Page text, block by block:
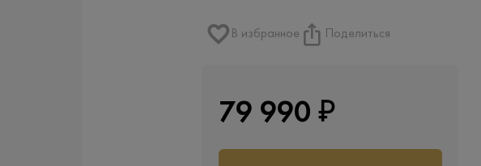
В избранное Поделиться
79 990 ₽